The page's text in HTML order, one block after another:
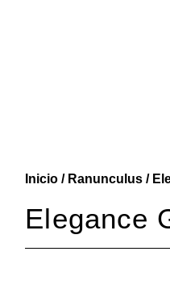
Inicio / Ranunculus /
Elegance